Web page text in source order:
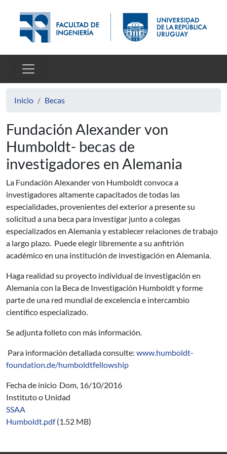
Inicio Becas
Fundación Alexander von
Humboldt- becas de
investigadores en Alemania
La Fundación Alexander von Humboldt convoca a
investigadores altamente capacitados de todas las
especialidades, provenientes del exterior a presente su
solicitud a una beca para investigar junto a colegas
especializados en Alemania y establecer relaciones de trabajo
a largo plazo. Puede elegir libremente a su anfitrión
académico en una institución de investigación en Alemania.
Haga realidad su proyecto individual de investigación en
Alemania con la Beca de Investigación Humboldt y forme
parte de una red mundial de excelencia e intercambio
científico especializado.
Se adjunta folleto con más información.
Para información detallada consulte: www.humboldt-
foundation.de/humboldtfellowship
Fecha de inicio Dom, 16/10/2016
Instituto o Unidad
SSAA
Humboldt.pdf (1.52 MB)